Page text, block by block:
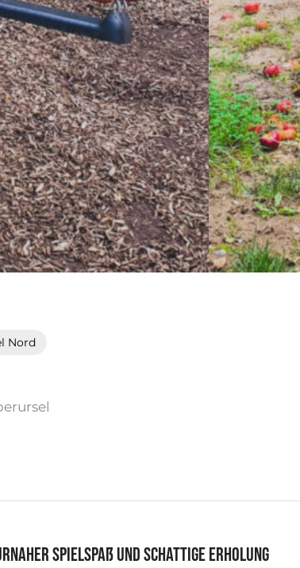
Nord
Spielspaß und schattige Erholung